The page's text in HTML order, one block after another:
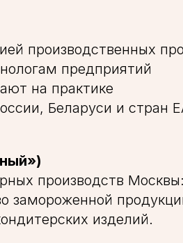
производственных
предприятий
на практике
Беларуси и стран
производств Москвы:
замороженной
изделий.